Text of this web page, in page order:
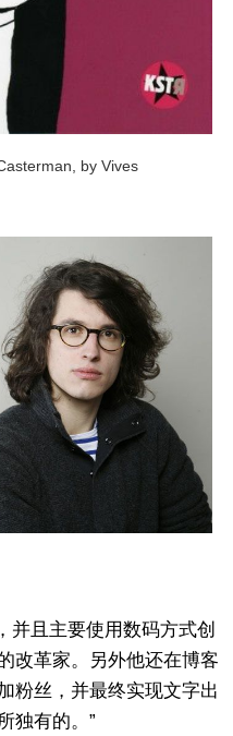
by Vives
并且主要使用数码方式创
改革家。另外他还在博客
粉丝，并最终实现文字出
独有的。”